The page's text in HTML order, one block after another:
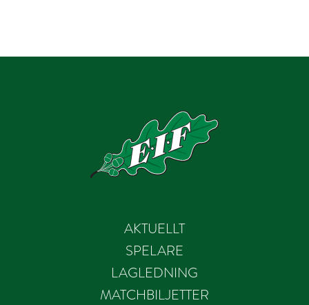
AKTUELLT
SPELARE
LAGLEDNING
MATCHBILJETTER